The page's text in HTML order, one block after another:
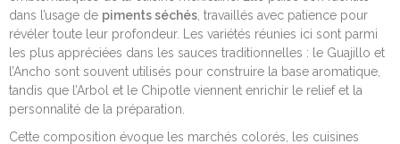
dans l’usage de piments séchés , travaillés avec patience pour
révéler toute leur profondeur. Les variétés réunies ici sont parmi
les plus appréciées dans les sauces traditionnelles : le Guajillo et
l’Ancho sont souvent utilisés pour construire la base aromatique,
tandis que l’Arbol et le Chipotle viennent enrichir le relief et la
personnalité de la préparation.
Cette composition évoque les marchés colorés, les cuisines